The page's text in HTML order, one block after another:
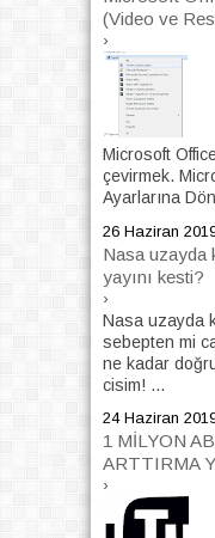
(Video ve
›
Microsoft
çevirmek.
Ayarlarına
26 Haziran
Nasa uzayda
yayını kesti?
›
Nasa uzayda
sebepten mi
ne kadar
cisim! ...
24 Haziran
1 MİLYON
ARTTIRMA
›